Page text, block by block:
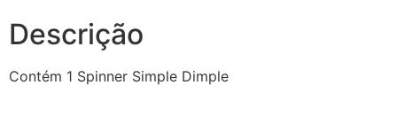
Descrição
Contém 1 Spinner Simple Dimple